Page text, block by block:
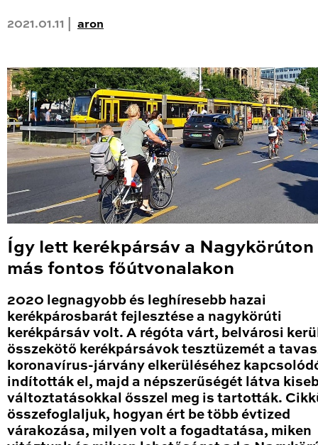
2021.01.11 | aron
Így lett kerékpársáv a Nagykörúton
más fontos főútvonalakon
2020 legnagyobb és leghíresebb hazai
kerékpárosbarát fejlesztése a nagykörúti
kerékpársáv volt. A régóta várt, belvárosi
összekötő kerékpársávok tesztüzemét a
koronavírus-járvány elkerüléséhez
indították el, majd a népszerűségét látva
változtatásokkal ősszel meg is tartották.
összefoglaljuk, hogyan ért be több évtized
várakozása, milyen volt a fogadtatása, miken